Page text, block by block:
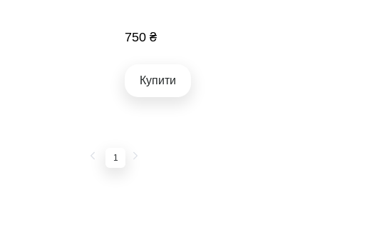
750 ₴
Купити
1